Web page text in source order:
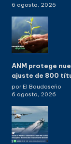
6 agosto, 2026
ANM protege
ajuste de 800
por El Baudoseño
6 agosto, 2026